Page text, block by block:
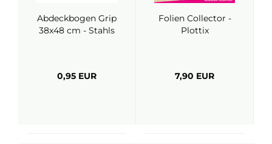
Abdeckbogen Grip
38x48 cm - Stahls
0,95 EUR
Folien Collector -
Plottix
7,90 EUR